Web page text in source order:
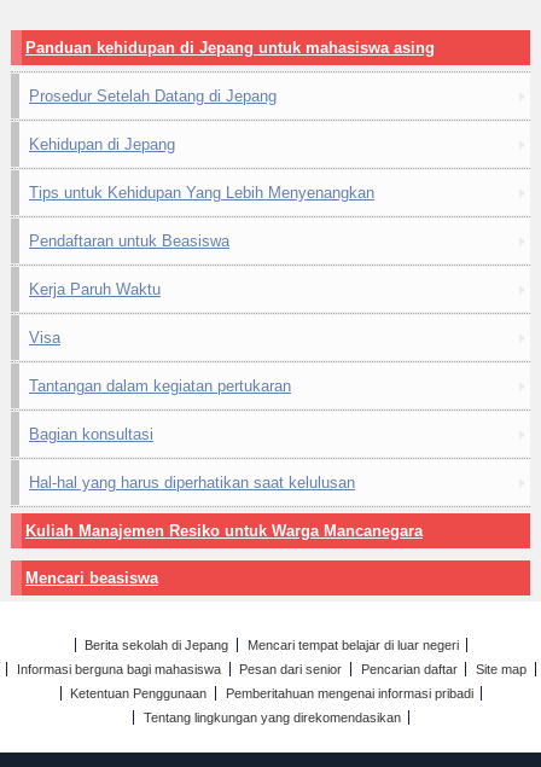
Panduan kehidupan di Jepang untuk mahasiswa asing
Prosedur Setelah Datang di Jepang
Kehidupan di Jepang
Tips untuk Kehidupan Yang Lebih Menyenangkan
Pendaftaran untuk Beasiswa
Kerja Paruh Waktu
Visa
Tantangan dalam kegiatan pertukaran
Bagian konsultasi
Hal-hal yang harus diperhatikan saat kelulusan
Kuliah Manajemen Resiko untuk Warga Mancanegara
Mencari beasiswa
Berita sekolah di Jepang
Mencari tempat belajar di luar negeri
Informasi berguna bagi mahasiswa
Pesan dari senior Pencarian daftar
Site map
Ketentuan Penggunaan
Pemberitahuan mengenai informasi pribadi
Tentang lingkungan yang direkomendasikan